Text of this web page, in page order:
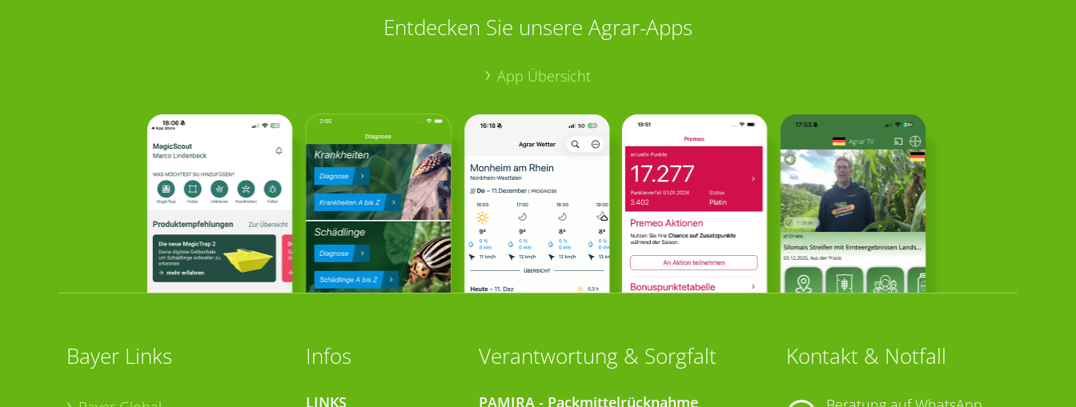
Entdecken Sie unsere Agrar-Apps
App Übersicht
Bayer Links Infos
LINKS
Verantwortung & Sorgfalt
PAMIRA - Packmittelrücknahme
Kontakt & Notfall